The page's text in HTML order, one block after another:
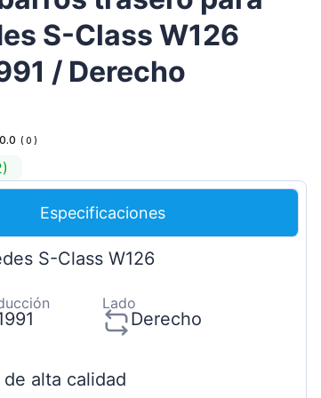
Magyar
Lietuvių
Hrvatski
S-Class W126
/ Derecho
0.0 ( 0 )
Especificaciones
S-Class W126
Lado
Derecho
alta calidad